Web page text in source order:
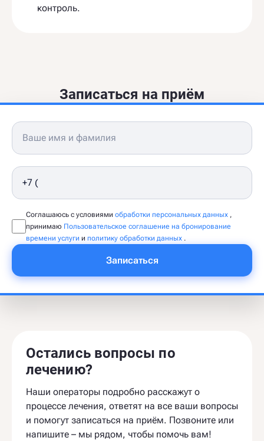
контроль.
Записаться на приём
Соглашаюсь с условиями обработки персональных данных ,
принимаю Пользовательское соглашение на бронирование
времени услуги и политику обработки данных .
Записаться
Остались вопросы по
лечению?
Наши операторы подробно расскажут о
процессе лечения, ответят на все ваши вопросы
и помогут записаться на приём. Позвоните или
напишите – мы рядом, чтобы помочь вам!